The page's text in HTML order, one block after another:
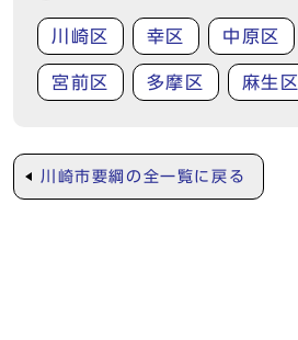
川崎区 幸区 中原区
宮前区 多摩区 麻生区
川崎市要綱の全一覧に戻る